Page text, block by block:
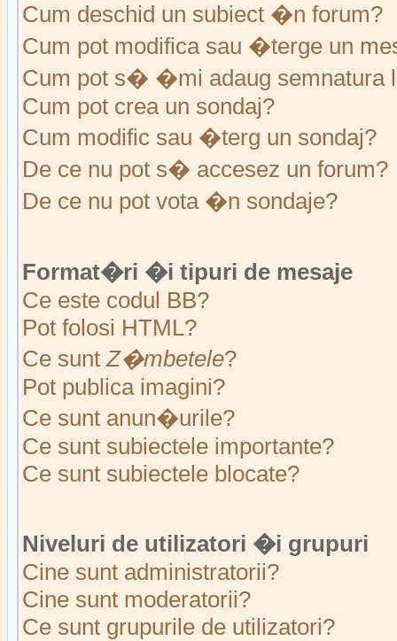
Cum deschid un subiect �n forum?
Cum pot modifica sau �terge un
Cum pot s� �mi adaug semnatura
Cum pot crea un sondaj?
Cum modific sau �terg un sondaj?
De ce nu pot s� accesez un forum?
De ce nu pot vota �n sondaje?
Format�ri �i tipuri de mesaje
Ce este codul BB?
Pot folosi HTML?
Ce suntZ�mbetele?
Pot publica imagini?
Ce sunt anun�urile?
Ce sunt subiectele importante?
Ce sunt subiectele blocate?
Niveluri de utilizatori �i grupuri
Cine sunt administratorii?
Cine sunt moderatorii?
Ce sunt grupurile de utilizatori?